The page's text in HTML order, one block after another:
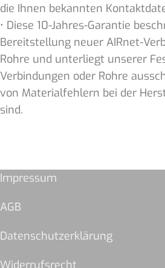
die Ihnen bekannten
• Diese 10-Jahres-Garantie
Bereitstellung neuer AIRnet-
Rohre und unterliegt unserer
Verbindungen oder Rohre
von Materialfehlern bei der
sind.
Impressum
AGB
Datenschutzerklärung